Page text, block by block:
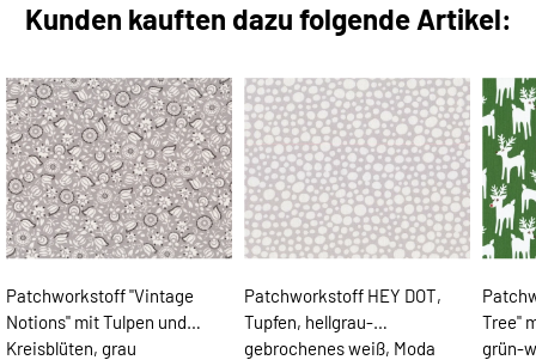
Kunden kauften dazu folgende Artikel:
Patchworkstoff "Vintage
Notions" mit Tulpen und
Kreisblüten, grau
Patchworkstoff HEY DOT,
Tupfen, hellgrau-
gebrochenes weiß, Moda
Tree"
grün-